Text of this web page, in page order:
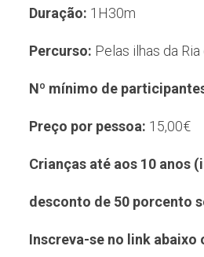
Duração: 1H30m
Percurso: Pelas ilhas da Ria
Nº mínimo de
Preço por pessoa: 15,00€
Crianças até aos 10 anos
desconto de 50 porcento
Inscreva-se no link abaixo